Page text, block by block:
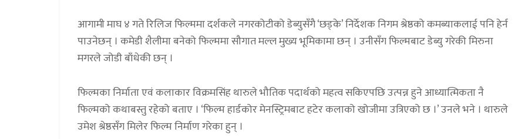
आगामी माघ ४ गते रिलिज फिल्ममा दर्शकले नगरकोटीको डेब्युसँगै ‘छड्के’ निर्देशक निगम श्रेष्ठको कमब्याकलाई पनि हेर्न
पाउनेछन् । कमेडी शैलीमा बनेको फिल्ममा सौगात मल्ल मुख्य भूमिकामा छन् । उनीसँग फिल्मबाट डेब्यु गरेकी मिरुना
मगरले जोडी बाँधेकी छन् ।
फिल्मका निर्माता एवं कलाकार विक्रमसिंह थारुले भौतिक पदार्थको महत्व सकिएपछि उत्पन्न हुने आध्यात्मिकता नै
फिल्मको कथाबस्तु रहेको बताए । ‘फिल्म हार्डकोर मेनस्ट्रिमबाट हटेर कलाको खोजीमा उत्रिएको छ ।’ उनले भने । थारुले
उमेश श्रेष्ठसँग मिलेर फिल्म निर्माण गरेका हुन् ।